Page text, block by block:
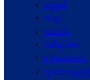
ဝတ္ထုတို
ကဗျာ
ကာတွန်း
အစီရင်ခံစာ
E-Newsletters
သုတေသနနှင့်ဖွံ့